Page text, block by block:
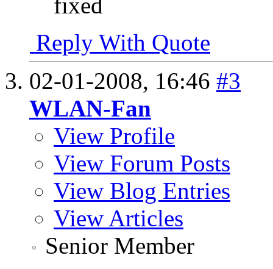
Reply With Quote
02-01-2008, 16:46 #3
WLAN-Fan
View Profile
View Forum Posts
View Blog Entries
View Articles
Senior Member